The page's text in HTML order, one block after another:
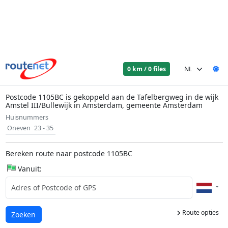
0 km / 0 files
Postcode 1105BC is gekoppeld aan de Tafelbergweg in de wijk
Amstel III/Bullewijk in Amsterdam, gemeente Amsterdam
Huisnummers
Oneven 23 - 35
Bereken route naar postcode 1105BC
Vanuit:
Route opties
Laden...
Zoeken